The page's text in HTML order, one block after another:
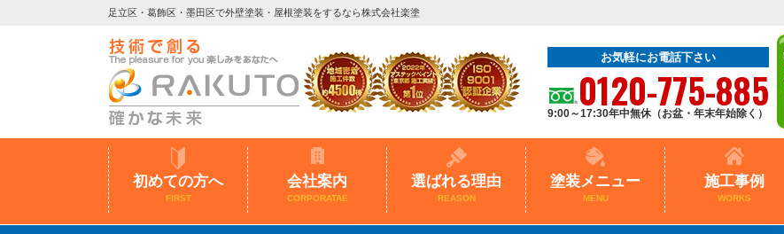
足立区・葛飾区・墨田区で外壁塗装・屋根塗装をするなら株式会社楽塗
お気軽にお電話下さい
0120-775-885
9:00～17:30年中無休（お盆・年末年始除く）
初めての方へ
FIRST
会社案内
CORPORATAE
選ばれる理由
REASON
塗装メニュー
MENU
施工事例
WORKS